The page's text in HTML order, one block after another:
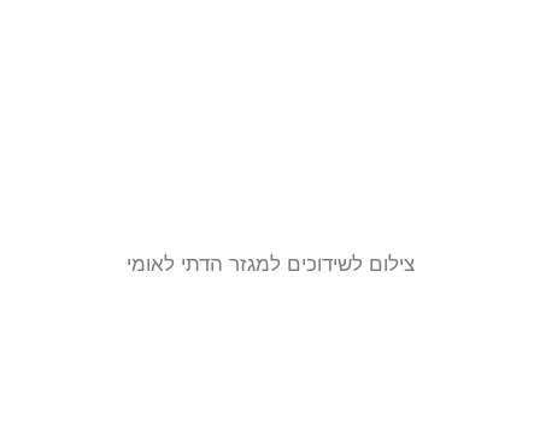
צילום לשידוכים למגזר הדתי לאומי